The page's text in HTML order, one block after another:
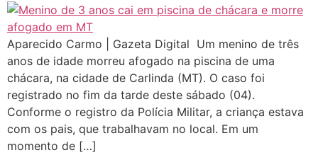
Aparecido Carmo | Gazeta Digital Um menino de três
anos de idade morreu afogado na piscina de uma
chácara, na cidade de Carlinda (MT). O caso foi
registrado no fim da tarde deste sábado (04).
Conforme o registro da Polícia Militar, a criança estava
com os pais, que trabalhavam no local. Em um
momento de […]